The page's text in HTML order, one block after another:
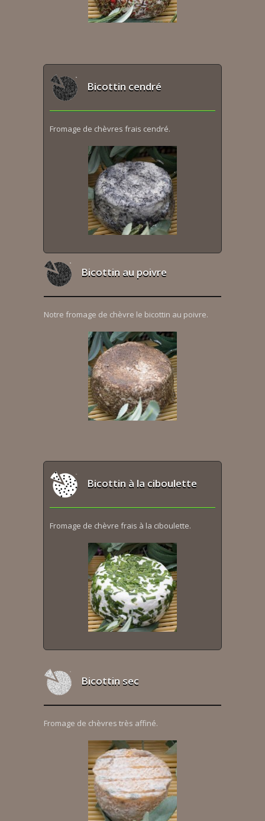
Bicottin cendré
Fromage de chèvres frais cendré.
Bicottin au poivre
Notre fromage de chèvre le bicottin au poivre.
Bicottin à la ciboulette
Fromage de chèvre frais à la ciboulette.
Bicottin sec
Fromage de chèvres très affiné.